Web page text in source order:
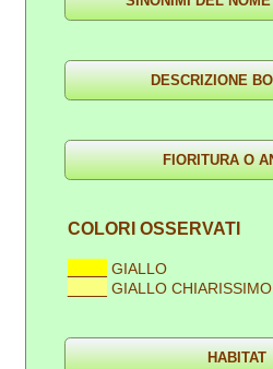
COLORI OSSERVATI
GIALLO
GIALLO CHIARISSIMO